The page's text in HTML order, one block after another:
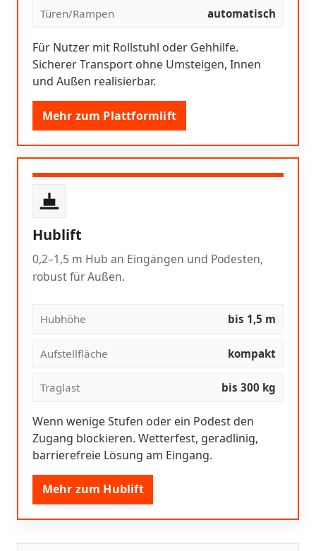
Türen/Rampen automatisch
Für Nutzer mit Rollstuhl oder Gehhilfe.
Sicherer Transport ohne Umsteigen, Innen
und Außen realisierbar.
Mehr zum Plattformlift
Hublift
0,2–1,5 m Hub an Eingängen und Podesten,
robust für Außen.
Hubhöhe bis 1,5 m
Aufstellfläche kompakt
Traglast bis 300 kg
Wenn wenige Stufen oder ein Podest den
Zugang blockieren. Wetterfest, geradlinig,
barrierefreie Lösung am Eingang.
Mehr zum Hublift